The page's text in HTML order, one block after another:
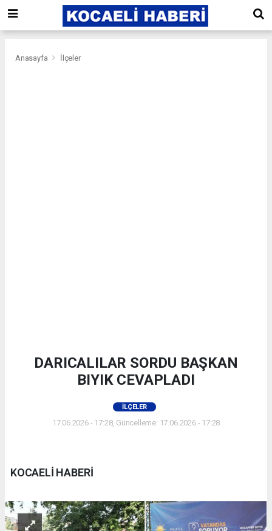
Anasayfa İlçeler
DARICALILAR SORDU BAŞKAN
BIYIK CEVAPLADI
İLÇELER
17.06.2026 - 17:28, Güncelleme: 17.06.2026 - 17:28
KOCAELİ HABERİ